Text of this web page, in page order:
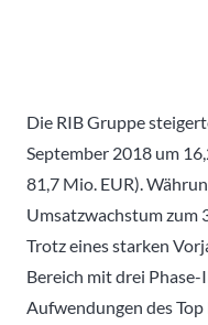
Die RIB Gruppe
September 2018 um
81,7 Mio. EUR).
Umsatzwachstum zum
Trotz eines starken
Bereich mit drei
Aufwendungen des